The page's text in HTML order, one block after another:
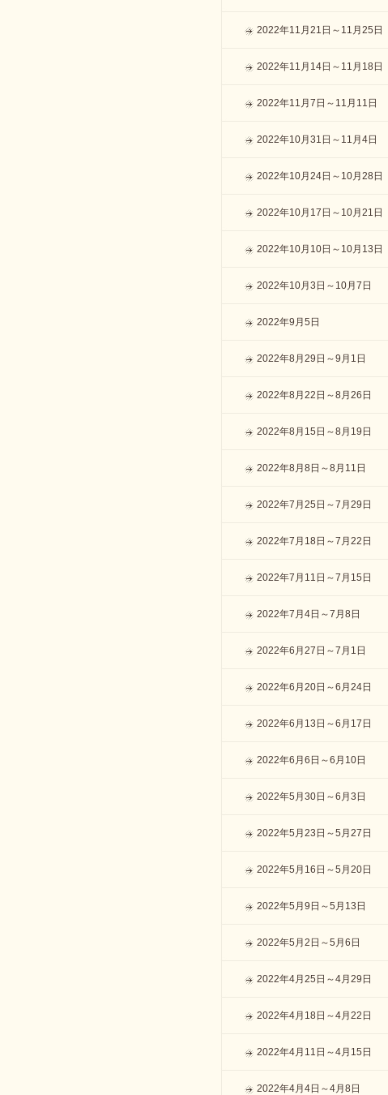
2022年11月21日～11月25日
2022年11月14日～11月18日
2022年11月7日～11月11日
2022年10月31日～11月4日
2022年10月24日～10月28日
2022年10月17日～10月21日
2022年10月10日～10月13日
2022年10月3日～10月7日
2022年9月5日
2022年8月29日～9月1日
2022年8月22日～8月26日
2022年8月15日～8月19日
2022年8月8日～8月11日
2022年7月25日～7月29日
2022年7月18日～7月22日
2022年7月11日～7月15日
2022年7月4日～7月8日
2022年6月27日～7月1日
2022年6月20日～6月24日
2022年6月13日～6月17日
2022年6月6日～6月10日
2022年5月30日～6月3日
2022年5月23日～5月27日
2022年5月16日～5月20日
2022年5月9日～5月13日
2022年5月2日～5月6日
2022年4月25日～4月29日
2022年4月18日～4月22日
2022年4月11日～4月15日
2022年4月4日～4月8日